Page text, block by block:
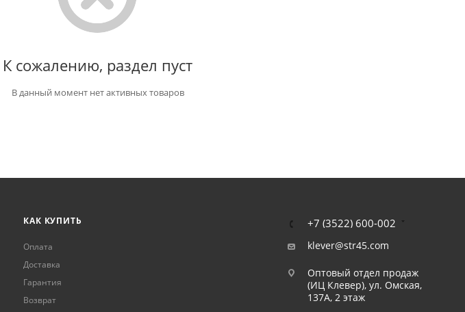
К сожалению, раздел пуст
В данный момент нет активных товаров
КАК КУПИТЬ
Оплата
Доставка
Гарантия
Возврат
+7 (3522) 600-002
klever@str45.com
Оптовый отдел продаж
(ИЦ Клевер), ул. Омская,
137А, 2 этаж